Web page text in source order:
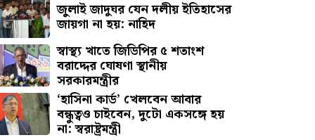
জুলাই জাদুঘর যেন দলীয় ইতিহাসের
জায়গা না হয়: নাহিদ
স্বাস্থ্য খাতে জিডিপির ৫ শতাংশ
বরাদ্দের ঘোষণা স্থানীয়
সরকারমন্ত্রীর
‘হাসিনা কার্ড’ খেলবেন আবার
বন্ধুত্বও চাইবেন, দুটো একসঙ্গে হয়
না: স্বরাষ্ট্রমন্ত্রী